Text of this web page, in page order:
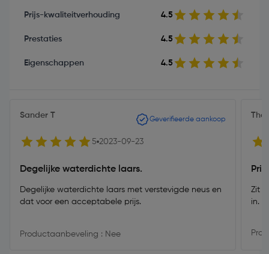
Prijs-kwaliteitverhouding 4.5
Prestaties 4.5
Eigenschappen 4.5
Sander T Geverifieerde aankoop
5 2023-09-23
Degelijke waterdichte laars.
Degelijke waterdichte laars met verstevigde neus en
dat voor een acceptabele prijs.
Productaanbeveling : Nee
The
Zit
in.